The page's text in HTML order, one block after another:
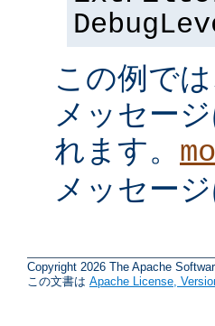
この例で
メッセー
れます。
メッセー
Copyright 2026 The Apache
この文書は Apache License,